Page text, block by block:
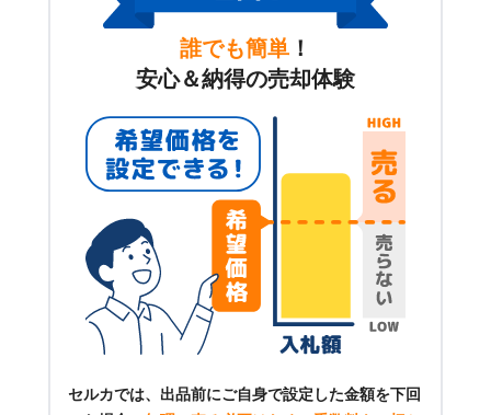
誰でも簡単 ！
安心＆納得の売却体験
セルカでは、出品前にご自身で設定した金額を下回